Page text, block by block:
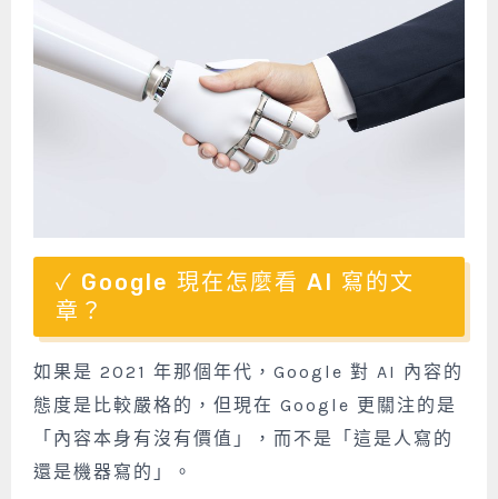
Google 現在怎麼看 AI 寫的文
章？
如果是 2021 年那個年代，Google 對 AI 內容的
態度是比較嚴格的，但現在 Google 更關注的是
「內容本身有沒有價值」，而不是「這是人寫的
還是機器寫的」。